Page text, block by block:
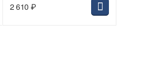
2 610 ₽